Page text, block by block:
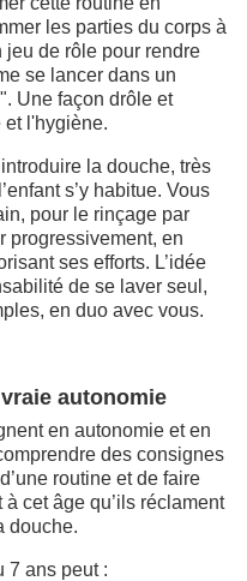
les parties du corps à
jeu de rôle pour rendre
se lancer dans un
Une façon drôle et
et l'hygiène.
la douche, très
s’y habitue. Vous
pour le rinçage par
progressivement, en
ses efforts. L’idée
de se laver seul,
en duo avec vous.
autonomie
en autonomie et en
des consignes
routine et de faire
cet âge qu’ils réclament
douche.
7 ans peut :